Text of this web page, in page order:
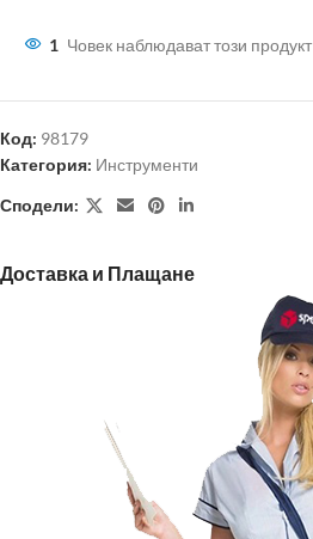
1 Човек наблюдават този продукт
Код: 98179
Категория: Инструменти
Сподели:
Доставка и Плащане